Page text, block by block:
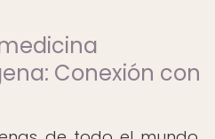
Conexión con